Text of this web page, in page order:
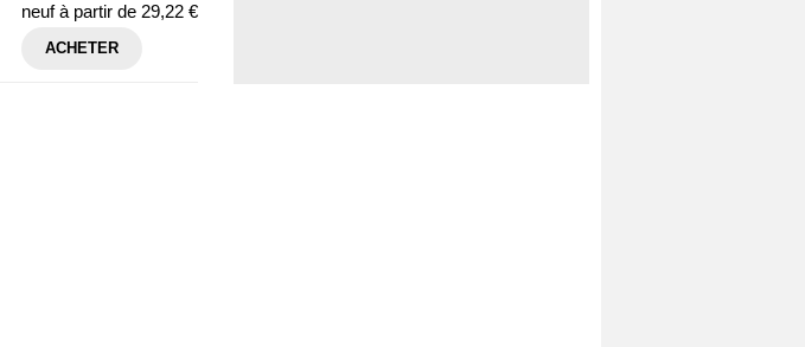
neuf à partir de 29,22 €
ACHETER